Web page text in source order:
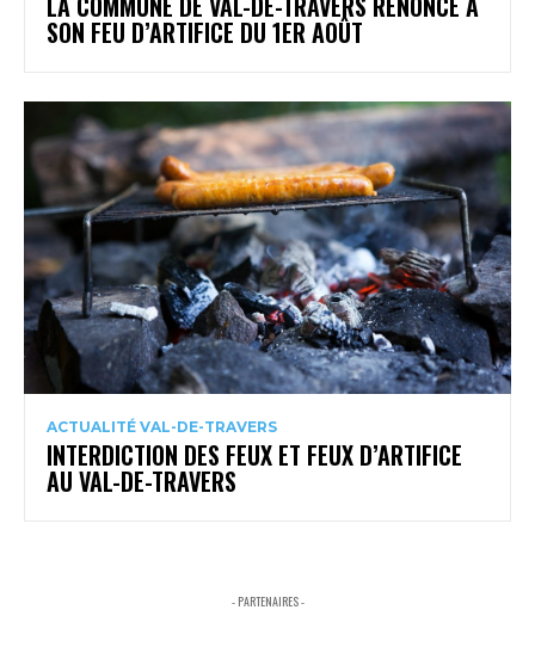
SON FEU D’ARTIFICE DU 1ER AOÛT
ACTUALITÉ VAL-DE-TRAVERS
INTERDICTION DES FEUX ET FEUX D’ARTIFICE
AU VAL-DE-TRAVERS
- PARTENAIRES -